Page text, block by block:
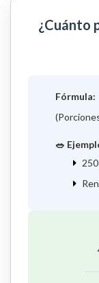
¿Cuánto
Fórmula:
🥗